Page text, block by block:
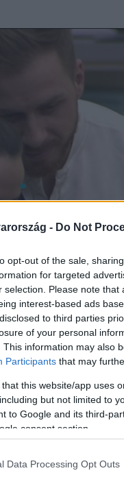
- Do Not
opt-out of the sale,
for targeted
selection. Please note
interest-based ads
to third parties
of your personal
This information may also
Participants that may
that this website/app uses
but not limited to
to Google and its third-
consent section.
Data Processing Opt Outs